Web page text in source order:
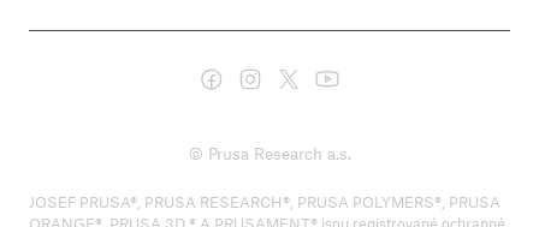
© Prusa Research a.s.
JOSEF PRUSA®, PRUSA RESEARCH®, PRUSA POLYMERS®, PRUSA